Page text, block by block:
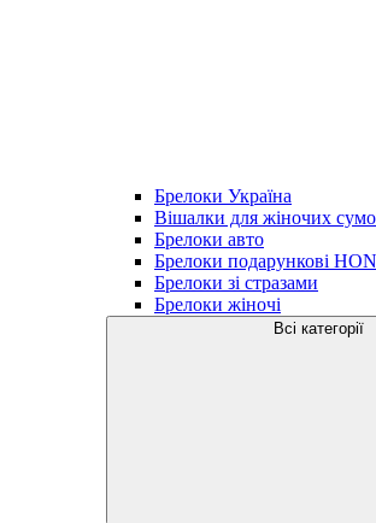
Брелоки Україна
Вішалки для жіночих
Брелоки авто
Брелоки подарункові
Брелоки зі стразами
Брелоки жіночі
Всі категорії